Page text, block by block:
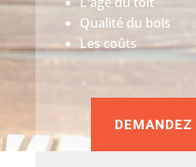
Qualité du bois
Les coûts